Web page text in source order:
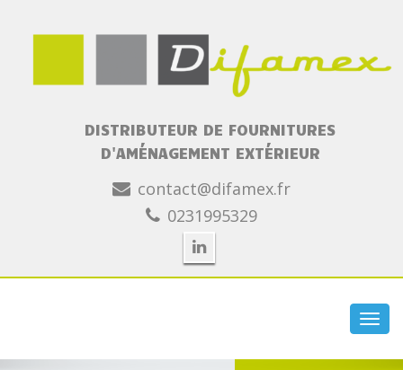
DISTRIBUTEUR DE FOURNITURES
D'AMÉNAGEMENT EXTÉRIEUR
contact@difamex.fr
0231995329